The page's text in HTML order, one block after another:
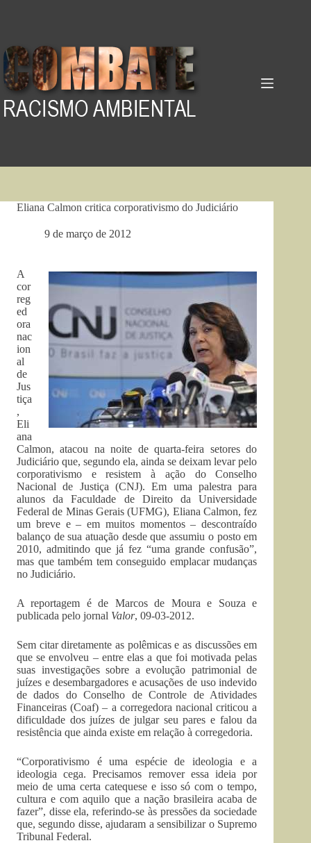
Eliana Calmon critica corporativismo do Judiciário
9 de março de 2012
A
cor
reg
ed
ora
nac
ion
al
de
Jus
tiça
,
Eli
ana
Calmon, atacou na noite de quarta-feira setores do
Judiciário que, segundo ela, ainda se deixam levar pelo
corporativismo e resistem à ação do Conselho
Nacional de Justiça (CNJ). Em uma palestra para
alunos da Faculdade de Direito da Universidade
Federal de Minas Gerais (UFMG), Eliana Calmon, fez
um breve e – em muitos momentos – descontraído
balanço de sua atuação desde que assumiu o posto em
2010, admitindo que já fez “uma grande confusão”,
mas que também tem conseguido emplacar mudanças
no Judiciário.
A reportagem é de Marcos de Moura e Souza e
publicada pelo jornal Valor, 09-03-2012.
Sem citar diretamente as polêmicas e as discussões em
que se envolveu – entre elas a que foi motivada pelas
suas investigações sobre a evolução patrimonial de
juízes e desembargadores e acusações de uso indevido
de dados do Conselho de Controle de Atividades
Financeiras (Coaf) – a corregedora nacional criticou a
dificuldade dos juízes de julgar seu pares e falou da
resistência que ainda existe em relação à corregedoria.
“Corporativismo é uma espécie de ideologia e a
ideologia cega. Precisamos remover essa ideia por
meio de uma certa catequese e isso só com o tempo,
cultura e com aquilo que a nação brasileira acaba de
fazer”, disse ela, referindo-se às pressões da sociedade
que, segundo disse, ajudaram a sensibilizar o Supremo
Tribunal Federal.